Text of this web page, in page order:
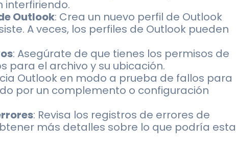
interfiriendo.
Outlook: Crea un nuevo perfil de Outlook
A veces, los perfiles de Outlook pueden
: Asegúrate de que tienes los permisos de
el archivo y su ubicación.
Outlook en modo a prueba de fallos para
por un complemento o configuración
: Revisa los registros de errores de
más detalles sobre lo que podría